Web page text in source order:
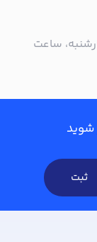
| شنبه تا چهارشنبه، ساعت
شوید
ثبت